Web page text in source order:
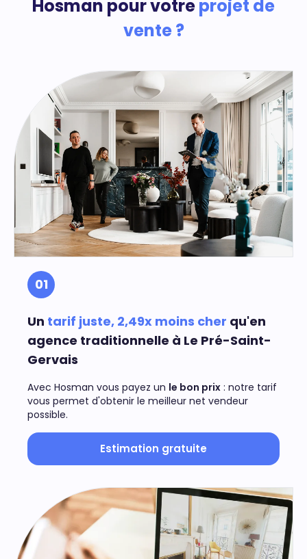
Hosman pour votreprojet de
vente ?
01
Un tarif juste, 2,49x moins cher qu'en
agence traditionnelle à Le Pré-Saint-
Gervais
Avec Hosman vous payez un le bon prix : notre tarif
vous permet d'obtenir le meilleur net vendeur
possible.
Estimation gratuite